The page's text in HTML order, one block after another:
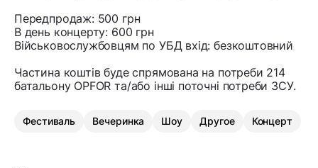
Передпродаж: 500 грн
В день концерту: 600 грн
Військовослужбовцям по УБД вхід: безкоштовний
Частина коштів буде спрямована на потреби 214
батальону OPFOR та/або інші поточні потреби ЗСУ.
Фестиваль Вечеринка Шоу Другое Концерт